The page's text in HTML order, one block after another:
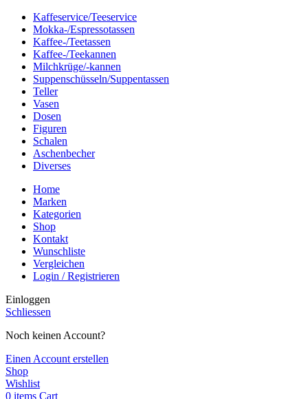
Kaffeservice/Teeservice
Mokka-/Espressotassen
Kaffee-/Teetassen
Kaffee-/Teekannen
Milchkrüge/-kannen
Suppenschüsseln/Suppentassen
Teller
Vasen
Dosen
Figuren
Schalen
Aschenbecher
Diverses
Home
Marken
Kategorien
Shop
Kontakt
Wunschliste
Vergleichen
Login / Registrieren
Einloggen
Schliessen
Noch keinen Account?
Einen Account erstellen
Shop
Wishlist
0 items Cart